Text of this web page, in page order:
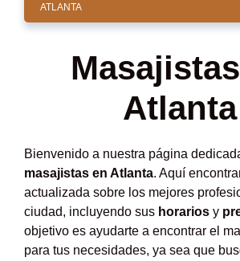
ATLANTA
Atlanta
Bienvenido a nuestra página
masajistas en Atlanta. Aquí
actualizada sobre los mejores
ciudad, incluyendo sus horarios y
objetivo es ayudarte a encontrar el
para tus necesidades, ya sea que